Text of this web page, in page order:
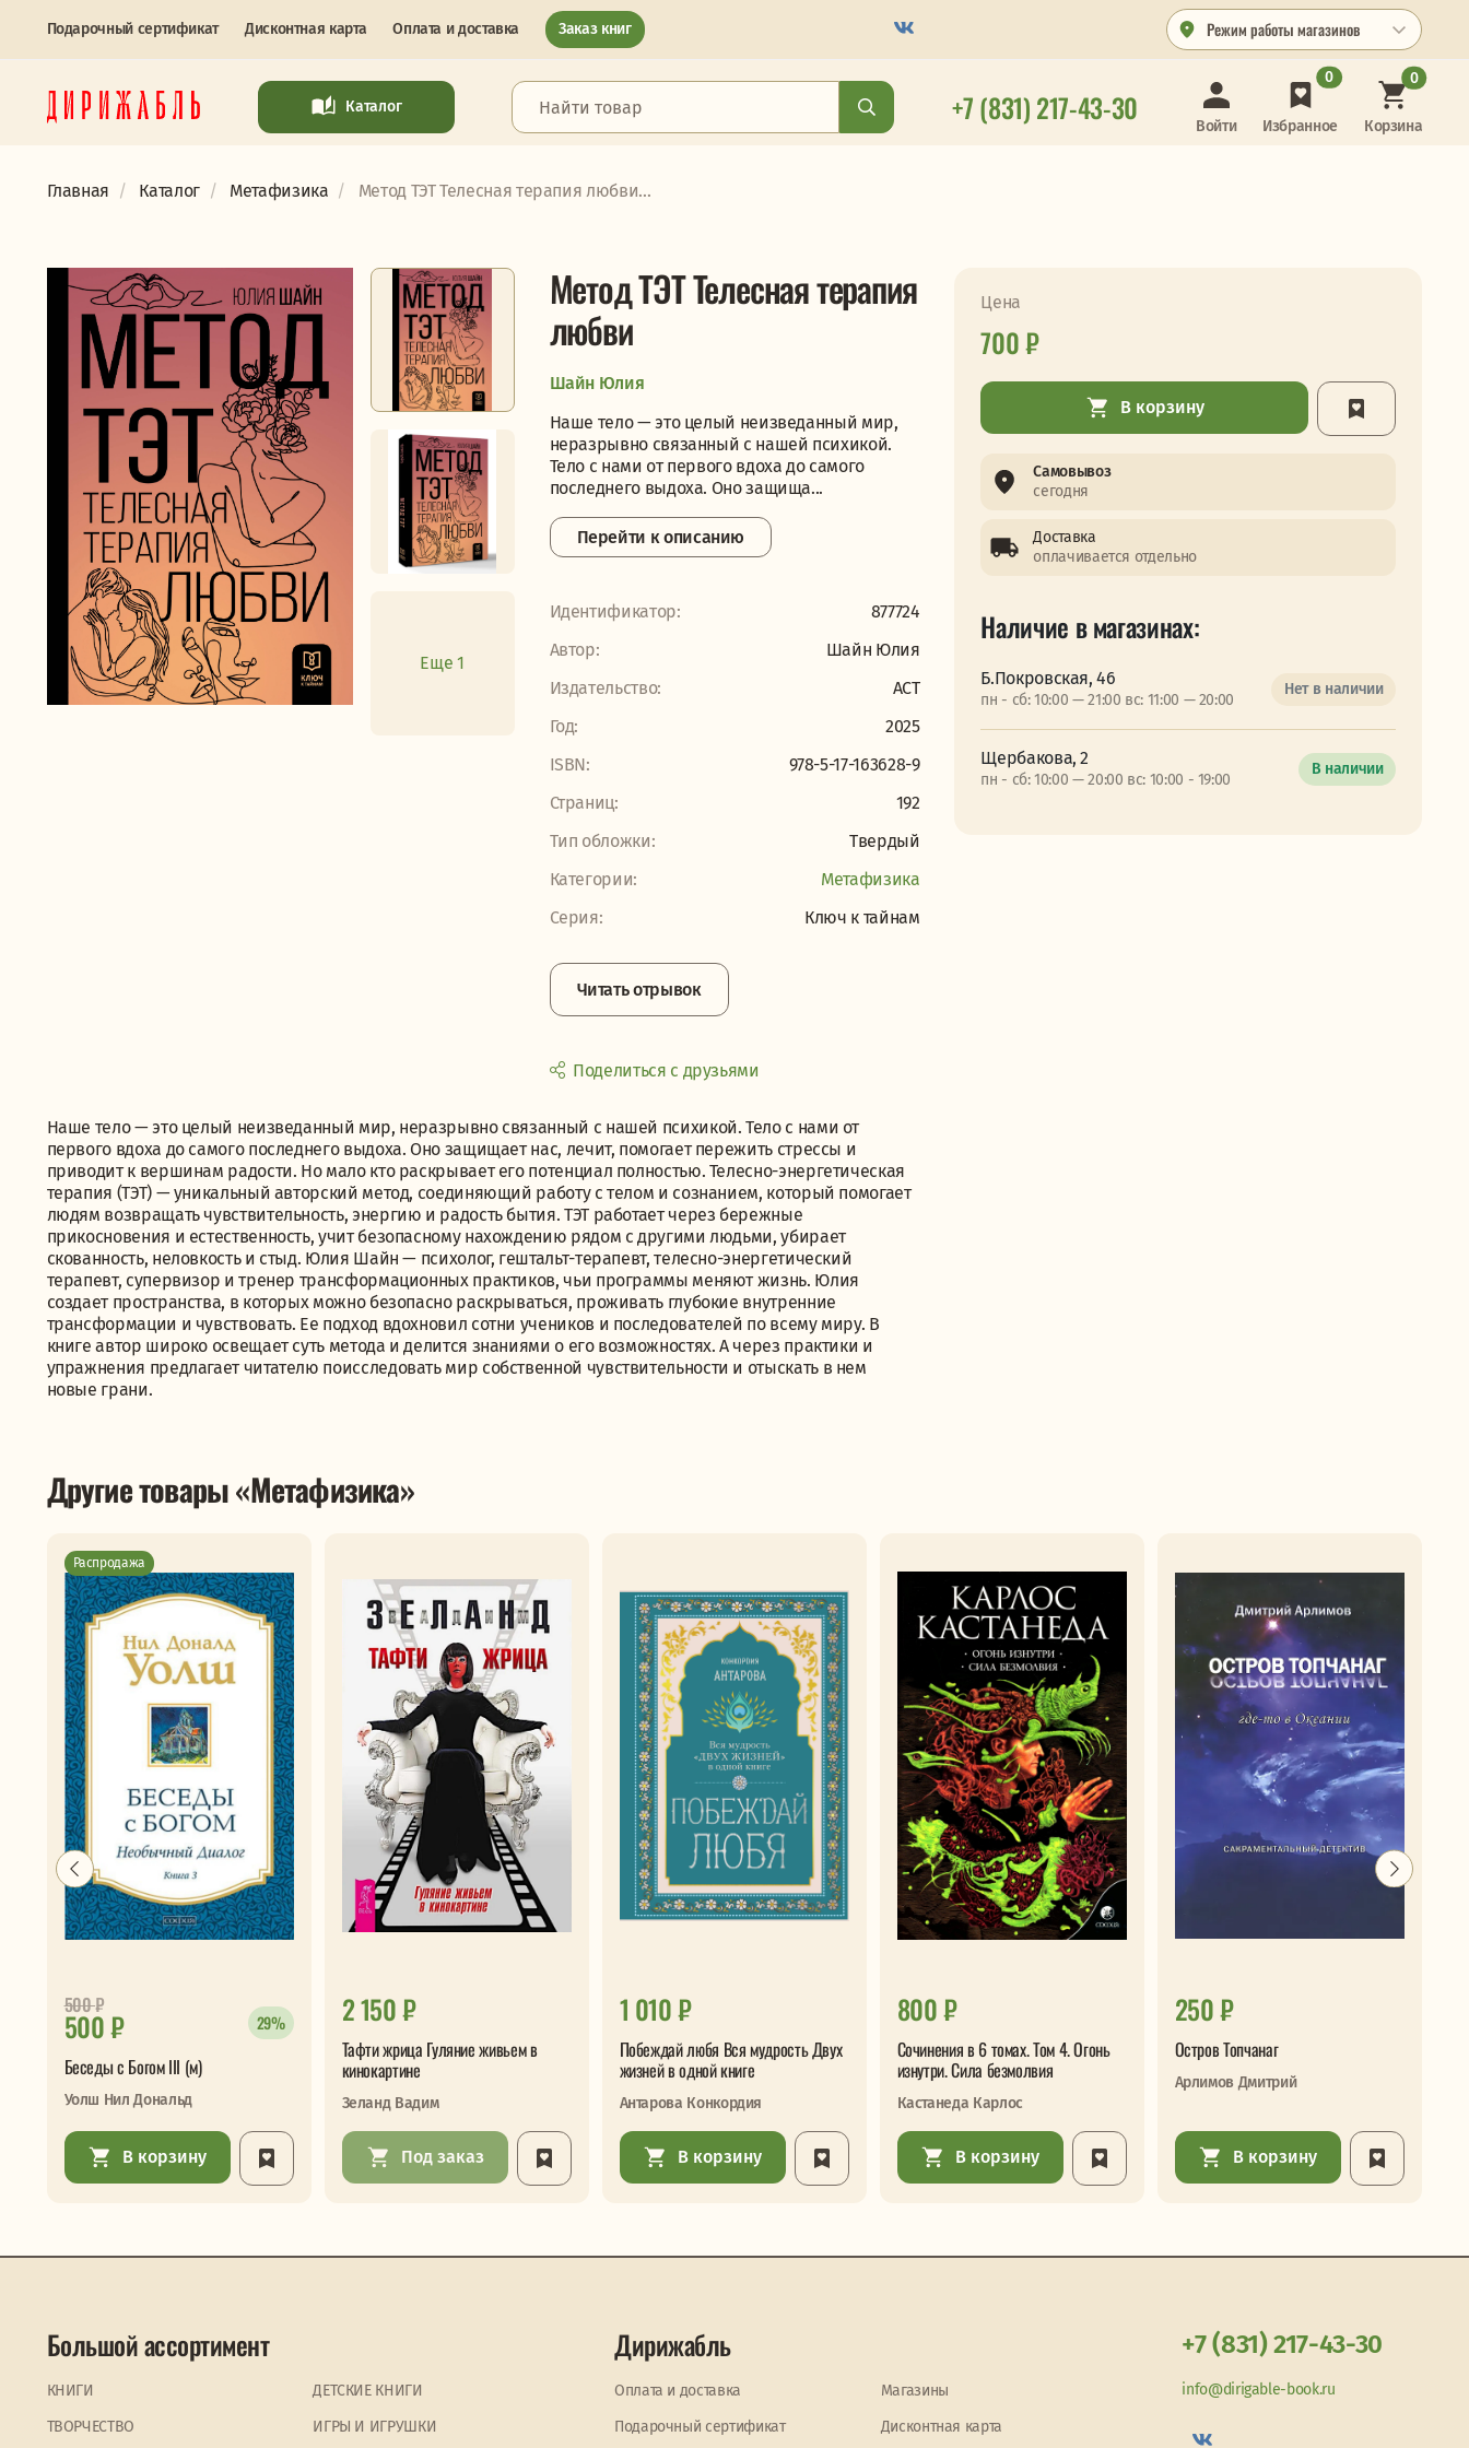
Подарочный сертификат Дисконтная карта Оплата и доставка Заказ книг Режим работы магазинов
Каталог +7 (831) 217-43-30 Войти Избранное
0
Корзина
0
Главная Каталог Метафизика Метод ТЭТ Телесная терапия любви...
Еще 1
Метод ТЭТ Телесная терапия
любви
Шайн Юлия
Наше тело — это целый неизведанный мир,
неразрывно связанный с нашей психикой.
Тело с нами от первого вдоха до самого
последнего выдоха. Оно защища...
Перейти к описанию
Идентификатор:
877724
Автор:
Шайн Юлия
Издательство:
АСТ
Год:
2025
ISBN:
978-5-17-163628-9
Страниц:
192
Тип обложки:
Твердый
Категории:
Метафизика
Серия:
Ключ к тайнам
Читать отрывок
Поделиться с друзьями
Наше тело — это целый неизведанный мир, неразрывно связанный с нашей психикой. Тело с нами от
первого вдоха до самого последнего выдоха. Оно защищает нас, лечит, помогает пережить стрессы и
приводит к вершинам радости. Но мало кто раскрывает его потенциал полностью. Телесно-энергетическая
терапия (ТЭТ) — уникальный авторский метод, соединяющий работу с телом и сознанием, который помогает
людям возвращать чувствительность, энергию и радость бытия. ТЭТ работает через бережные
прикосновения и естественность, учит безопасному нахождению рядом с другими людьми, убирает
скованность, неловкость и стыд. Юлия Шайн — психолог, гештальт-терапевт, телесно-энергетический
терапевт, супервизор и тренер трансформационных практиков, чьи программы меняют жизнь. Юлия
создает пространства, в которых можно безопасно раскрываться, проживать глубокие внутренние
трансформации и чувствовать. Ее подход вдохновил сотни учеников и последователей по всему миру. В
книге автор широко освещает суть метода и делится знаниями о его возможностях. А через практики и
упражнения предлагает читателю поисследовать мир собственной чувствительности и отыскать в нем
новые грани.
Цена
700 ₽
В корзину
Самовывоз
сегодня
Доставка
оплачивается отдельно
Наличие в магазинах:
Б.Покровская, 46
пн - сб: 10:00 — 21:00 вс: 11:00 — 20:00
Нет в наличии
Щербакова, 2
пн - сб: 10:00 — 20:00 вс: 10:00 - 19:00
В наличии
Другие товары «Метафизика»
Распродажа
500 ₽
500₽
29%
Беседы с Богом III (м)
Уолш Нил Дональд
В корзину
2 150 ₽
Тафти жрица Гуляние живьем в
кинокартине
Зеланд Вадим
Под заказ
1 010 ₽
Побеждай любя Вся мудрость Двух
жизней в одной книге
Антарова Конкордия
В корзину
800 ₽
Сочинения в 6 томах. Том 4. Огонь
изнутри. Сила безмолвия
Кастанеда Карлос
В корзину
250 ₽
Остров Топчанаг
Арлимов Дмитрий
В корзину
Большой ассортимент
КНИГИ
ДЕТСКИЕ КНИГИ
ТВОРЧЕСТВО
ИГРЫ И ИГРУШКИ
Дирижабль
Оплата и доставка
Магазины
Подарочный сертификат
Дисконтная карта
+7 (831) 217-43-30
info@dirigable-book.ru